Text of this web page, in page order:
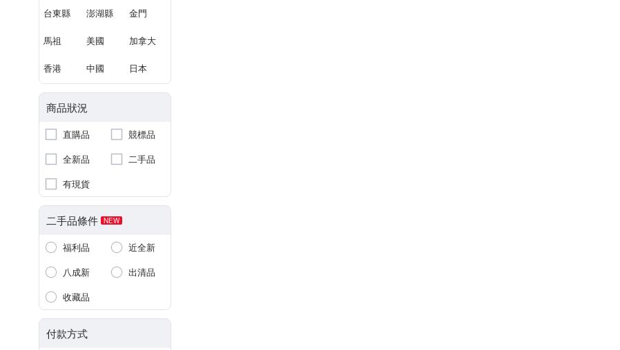
台東縣 澎湖縣 金門
馬祖 美國 加拿大
香港 中國 日本
商品狀況
直購品
競標品
全新品
二手品
有現貨
二手品條件 NEW
福利品
近全新
八成新
出清品
收藏品
付款方式